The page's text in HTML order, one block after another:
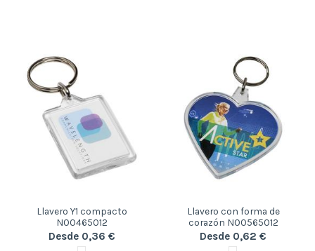
Llavero Y1 compacto
N00465012
Desde 0,36 €
Llavero con forma de
corazón N00565012
Desde 0,62 €